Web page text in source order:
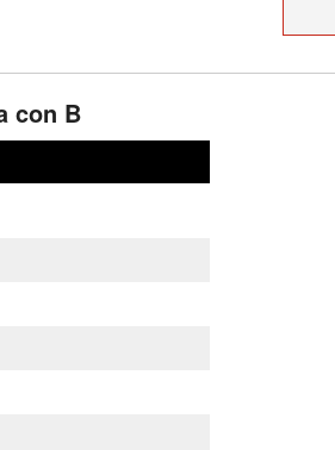
con B